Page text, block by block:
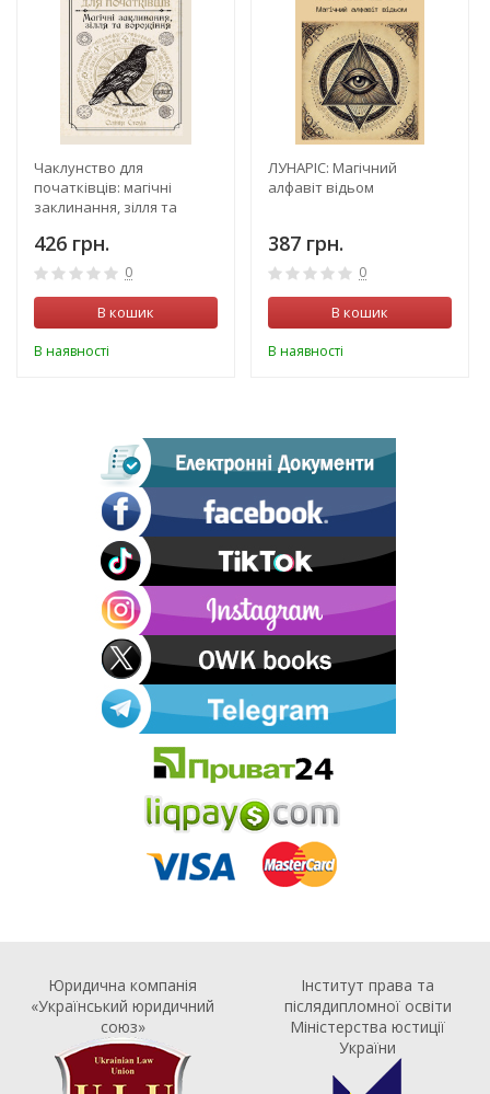
Чаклунство для
початківців: магічні
заклинання, зілля та
426 грн.
0
В кошик
В наявності
ЛУНАРІС: Магічний
алфавіт відьом
387 грн.
0
В кошик
В наявності
Юридична компанія
«Український юридичний
союз»
Інститут права та
післядипломної освіти
Міністерства юстиції
України